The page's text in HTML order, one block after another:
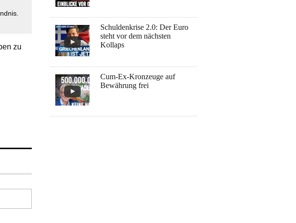
zu
Schuldenkrise 2.0: Der Euro
steht vor dem nächsten
Kollaps
Cum-Ex-Kronzeuge auf
Bewährung frei